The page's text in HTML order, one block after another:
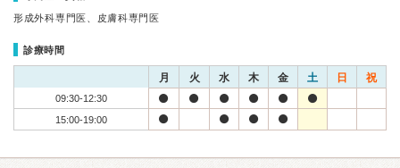
形成外科専門医、皮膚科専門医
診療時間
月 火 水 木 金 土 日 祝
09:30-12:30
15:00-19:00